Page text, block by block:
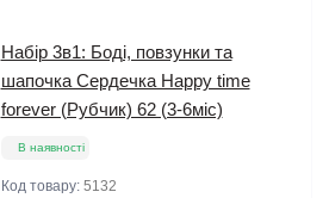
Набір 3в1: Боді, повзунки та
шапочка Сердечка Happy time
forever (Рубчик) 62 (3-6міс)
В наявності
Код товару: 5132